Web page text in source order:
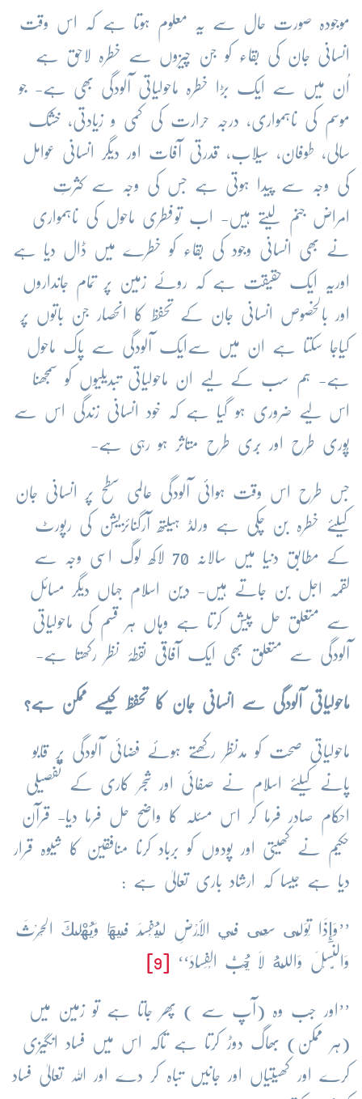
موجودہ صورت حال سے یہ معلوم ہوتا ہے کہ اس وقت
انسانی جان کی بقاء کو جن چیزوں سے خطرہ لاحق ہے
اُن میں سے ایک بڑا خطرہ ماحولیاتی آلودگی بھی ہے- جو
موسم کی ناہمواری، درجہ حرارت کی کمی و زیادتی، خشک
سالی، طوفان، سیلاب، قدرتی آفات اور دیگر انسانی عوامل
کی وجہ سے پیدا ہوتی ہے جس کی وجہ سے کثرتِ
امراض جنم لیتے ہیں- اب توفطری ماحول کی ناہمواری
نے بھی انسانی وجود کی بقاء کو خطرے میں ڈال دیا ہے
اوریہ ایک حقیقت ہے کہ روئے زمین پر تمام جانداروں
اور بالخصوص انسانی جان کے تحفظ کا انحصار جن باتوں پر
کیاجا سکتا ہے ان میں سےایک آلودگی سے پاک ماحول
ہے- ہم سب کے لیے ان ماحولیاتی تبدیلیوں کو سمجھنا
اس لیے ضروری ہو گیا ہے کہ خود انسانی زندگی اس سے
پُوری طرح اور بُری طرح متاثر ہو رہی ہے-
جس طرح اس وقت ہوائی آلودگی عالمی سطح پر انسانی جان
کیلئے خطرہ بن چکی ہے ورلڈ ہیلتھ آرگنائزیشن کی رپورٹ
کے مطابق دنیا میں سالانہ 70 لاکھ لوگ اسی وجہ سے
لقمہ اجل بن جاتے ہیں- دین اسلام جہاں دیگر مسائل
سے متعلق حل پیش کرتا ہے وہاں ہر قسم کی ماحولیاتی
آلودگی سے متعلق بھی ایک آفاقی نقطۂ نظر رکھتا ہے-
ماحولیاتی آلودگی سے انسانی جان کا تحفظ کیسے ممکن ہے؟
ماحولیاتی صحت کو مدنظر رکھتے ہوئے فضائی آلودگی پر قابو
پانے کیلئے اسلام نے صفائی اور شجر کاری کے تفصیلی
احکام صادر فرما کر اس مسئلہ کا واضح حل فرما دیا- قرآن
حکیم نے کھیتی اور پودوں کو برباد کرنا منافقین کا شیوہ قرار
دیا ہے جیسا کہ ارشاد باری تعالیٰ ہے :
’’وَإِذَا تَوَلَّى سَعَى فِي الْأَرْضِ لِيُفْسِدَ فِيهَا وَيُهْلِكَ الْحَرْثَ
وَالنَّسْلَ وَاللَّهُ لَا يُحِبُّ الْفَسَادَ‘‘
’’اور جب وہ (آپ سے ) پھر جاتا ہے تو زمین میں
(ہر ممکن) بھاگ دوڑ کرتا ہے تاکہ اس میں فساد انگیزی
کرے اور کھیتیاں اور جانیں تباہ کر دے اور اللہ تعالیٰ فساد